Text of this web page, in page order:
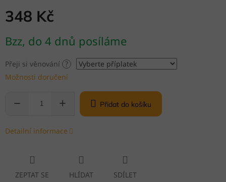
348 Kč
cena:
Bzz, do 4 dnů posíláme
Přeji si věnování ?
Možnosti doručení
Přidat do košíku
Detailní informace
ZEPTAT SE HLÍDAT SDÍLET